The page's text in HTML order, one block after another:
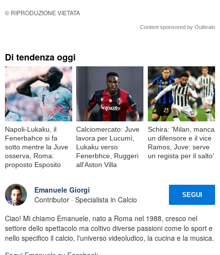
© RIPRODUZIONE VIETATA
Content sponsored by Outbrain
Di tendenza oggi
Napoli-Lukaku, il
Fenerbahce si fa
sotto mentre la Juve
osserva, Roma:
proposto Esposito
Calciomercato: Juve
lavora per Lucumì,
Lukaku verso
Fenerbhce, Ruggeri
all'Aston Villa
Schira: 'Milan, manca
un difensore e il vice
Ramos, Juve: serve
un regista per il salto'
Emanuele Giorgi
Contributor · Specialista in Calcio
SEGUI
Ciao! Mi chiamo Emanuele, nato a Roma nel 1988, cresco nel
settore dello spettacolo ma coltivo diverse passioni come lo sport e
nello specifico il calcio, l'universo videoludico, la cucina e la musica.